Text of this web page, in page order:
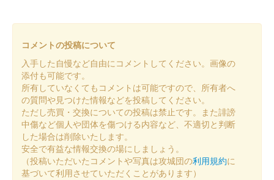
コメントの投稿について
入手した自慢など自由にコメントしてください。画像の
添付も可能です。
所有していなくてもコメントは可能ですので、所有者へ
の質問や見つけた情報などを投稿してください。
ただし売買・交換についての投稿は禁止です。また誹謗
中傷など個人や団体を傷つける内容など、不適切と判断
した場合は削除いたします。
安全で有益な情報交換の場にしましょう。
（投稿いただいたコメントや写真は攻城団の利用規約に
基づいて利用させていただくことがあります）